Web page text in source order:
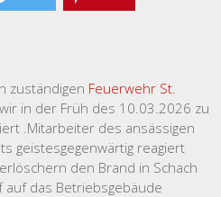
zuständigen Feuerwehr St.
in der Früh des 10.03.2026 zu
.Mitarbeiter des ansässigen
geistesgegenwärtig reagiert
den Brand in Schach
das Betriebsgebäude